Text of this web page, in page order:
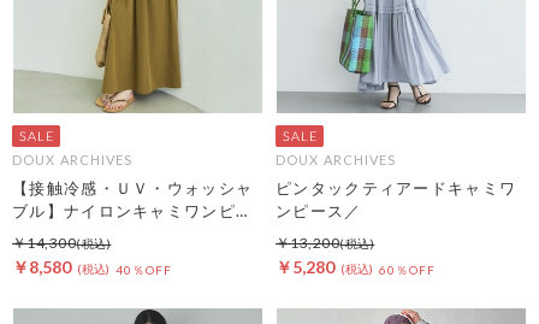
DOUX ARCHIVES
【接触冷感・ＵＶ・ウォッシャ
ブル】ナイロンキャミワンピー
ス
￥8,580 40％OFF
￥14,300
DOUX ARCHIVES
ピンタックティアードキャミワ
ンピース／
￥5,280 60％OFF
￥13,200